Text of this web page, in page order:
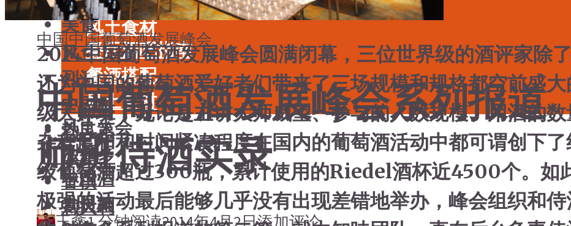
风土食材
风土大会
烈酒
中国酒
勃艮第
波尔多
香槟
意大利
美食
餐厅酒吧指南
餐酒搭配
风土食材
风土大会
烈酒
中国酒
勃艮第
中国中国葡萄酒发展峰会
中国葡萄酒发展峰会系列报道
师班侍酒实录
王鑫1 分钟阅读2014年4月2日添加评论
2014中国葡萄酒发展峰会圆满闭幕，三位世界级的酒评家除
还为中国的葡萄酒爱好者们带来了三场规模和规格都空前盛
级大师班，无论是主讲大师威望、参与的人数规模、用酒的
杂程度和和时间紧凑程度在国内的葡萄酒活动中都可谓创下
级葡萄酒超过300瓶，累计使用的Riedel酒杯近4500个。如
极强的活动最后能够几乎没有出现差错地举办，峰会组织和